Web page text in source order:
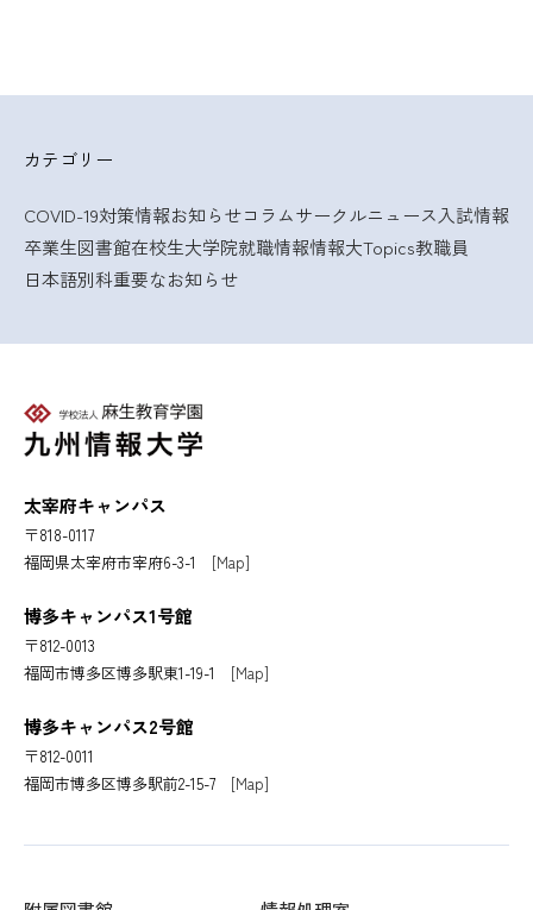
カテゴリー
COVID-19対策情報お知らせコラムサークルニュース入試情報
卒業生図書館在校生大学院就職情報情報大Topics教職員
日本語別科重要なお知らせ
太宰府キャンパス
〒818-0117
福岡県太宰府市宰府6-3-1 [Map]
博多キャンパス1号館
〒812-0013
福岡市博多区博多駅東1-19-1 [Map]
博多キャンパス2号館
〒812-0011
福岡市博多区博多駅前2-15-7 [Map]